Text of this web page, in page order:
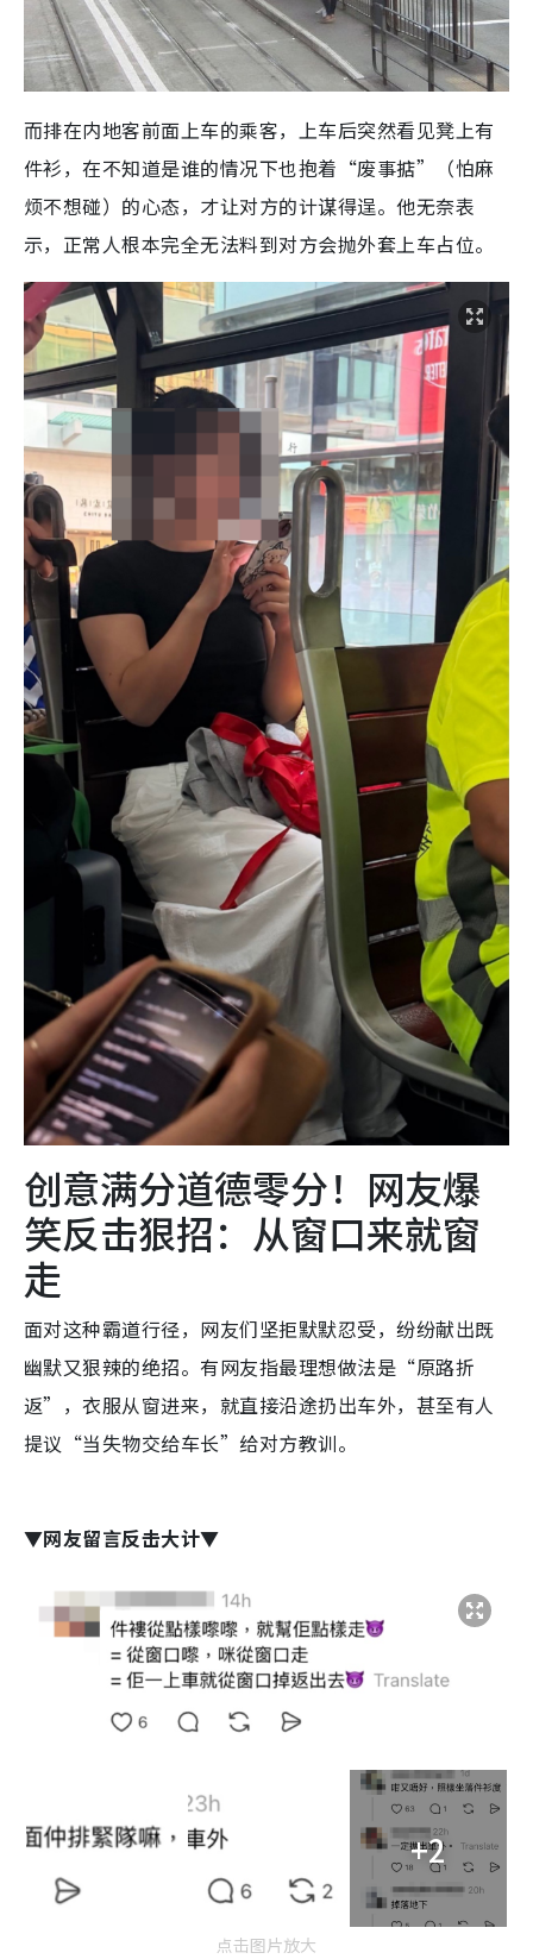
而排在内地客前面上车的乘客，上车后突然看见凳上有
件衫，在不知道是谁的情况下也抱着“废事掂”（怕麻
烦不想碰）的心态，才让对方的计谋得逞。他无奈表
示，正常人根本完全无法料到对方会抛外套上车占位。
创意满分道德零分！网友爆
笑反击狠招：从窗口来就窗
走
面对这种霸道行径，网友们坚拒默默忍受，纷纷献出既
幽默又狠辣的绝招。有网友指最理想做法是“原路折
返”，衣服从窗进来，就直接沿途扔出车外，甚至有人
提议“当失物交给车长”给对方教训。
▼网友留言反击大计▼
+2
点击图片放大